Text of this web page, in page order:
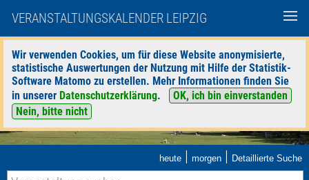
VERANSTALTUNGSKALENDER LEIPZIG
Wir verwenden Cookies, um für diese Website anonymisierte,
statistische Auswertungen der Nutzung mit Hilfe der Statistik-
Software Matomo zu erstellen. Mehr Informationen finden Sie
in unserer Datenschutzerklärung.
OK, ich bin einverstanden
Nein, bitte nicht
heute | morgen | Detaillierte Suche